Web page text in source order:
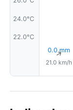
24.0°C
22.0°C
0.0 mm
↑
21.0 km/h